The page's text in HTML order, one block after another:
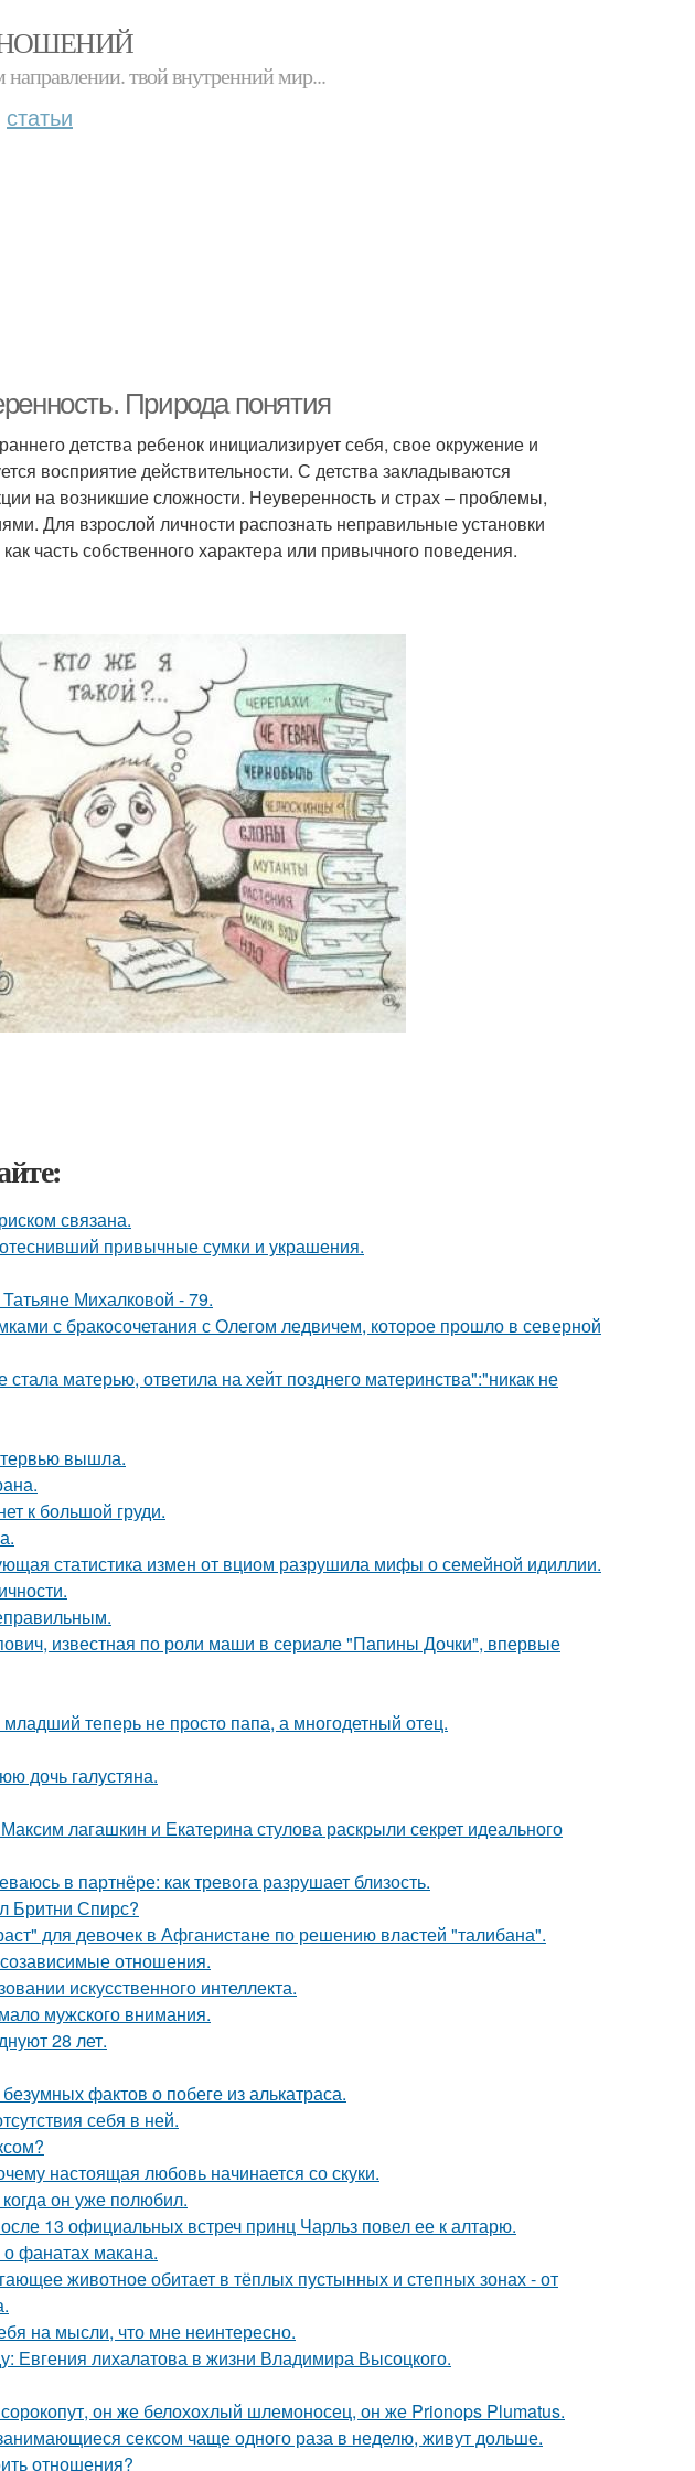
направлении. твой внутренний мир...
статьи
Природа понятия
детства ребенок инициализирует себя, свое окружение и
восприятие действительности. С детства закладываются
на возникшие сложности. Неуверенность и страх – проблемы,
Для взрослой личности распознать неправильные установки
часть собственного характера или привычного поведения.
связана.
привычные сумки и украшения.
Михалковой - 79.
с бракосочетания с Олегом ледвичем, которое прошло в северной
матерью, ответила на хейт позднего материнства":"никак не
вышла.
к большой груди.
статистика измен от вциом разрушила мифы о семейной идиллии.
известная по роли маши в сериале "Папины Дочки", впервые
теперь не просто папа, а многодетный отец.
дочь галустяна.
лагашкин и Екатерина стулова раскрыли секрет идеального
в партнёре: как тревога разрушает близость.
Бритни Спирс?
для девочек в Афганистане по решению властей "талибана".
отношения.
искусственного интеллекта.
мужского внимания.
28 лет.
фактов о побеге из алькатраса.
себя в ней.
настоящая любовь начинается со скуки.
он уже полюбил.
13 официальных встреч принц Чарльз повел ее к алтарю.
фанатах макана.
животное обитает в тёплых пустынных и степных зонах - от
на мысли, что мне неинтересно.
Евгения лихалатова в жизни Владимира Высоцкого.
он же белохохлый шлемоносец, он же Prionops Plumatus.
сексом чаще одного раза в неделю, живут дольше.
отношения?